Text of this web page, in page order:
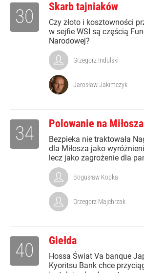
Skarb tajniaków
Czy złoto i kosztowności
w sejfie WSI są częścią
Narodowej?
30
Grzegorz Indulski
Jarosław Jakimczyk
Polowanie na Miłosza
Bezpieka nie traktowała
dla Miłosza jako
lecz jako zagrożenie dla
34
Bogusław Kopka
Grzegorz Majchrzak
Giełda
Hossa Świat Va banque
Kyoritsu Bank chce
40